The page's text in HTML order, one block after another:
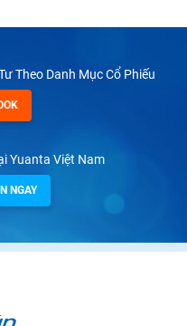
Theo Danh Mục Cổ Phiếu
Yuanta Việt Nam
NGAY